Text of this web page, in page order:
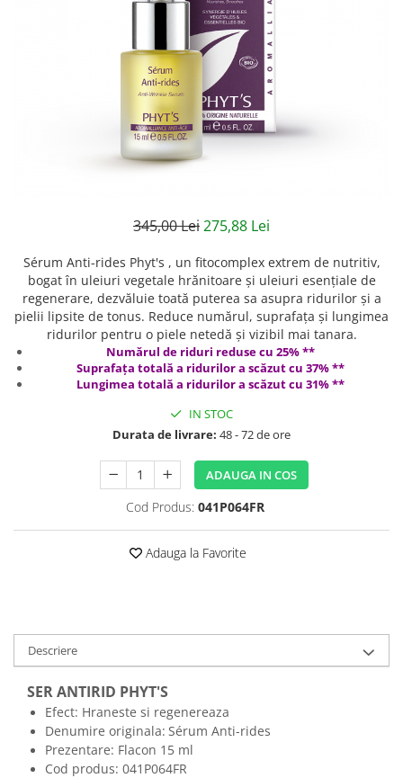
Creme bio anti-poluare
Creme bio piele grasă acneică
345,00 Lei275,88 Lei
Sérum Anti-rides Phyt's , un fitocomplex extrem de nutritiv,
bogat în uleiuri vegetale hrănitoare și uleiuri esențiale de
regenerare, dezvăluie toată puterea sa asupra ridurilor și a
pielii lipsite de tonus. Reduce numărul, suprafața și lungimea
ridurilor pentru o piele netedă și vizibil mai tanara.
Numărul de riduri reduse cu 25% **
Suprafața totală a ridurilor a scăzut cu 37% **
Lungimea totală a ridurilor a scăzut cu 31% **
IN STOC
Durata de livrare: 48 - 72 de ore
ADAUGA IN COS
Cod Produs: 041P064FR
Adauga la Favorite
Descriere
SER ANTIRID PHYT'S
Efect: Hraneste si regenereaza
Denumire originala: Sérum Anti-rides
Prezentare: Flacon 15 ml
Cod produs: 041P064FR